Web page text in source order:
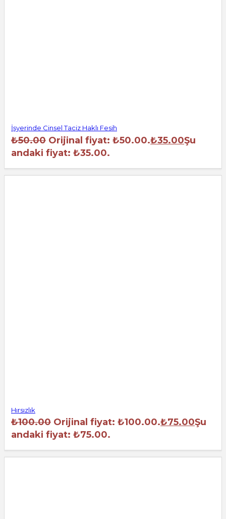
İşyerinde Cinsel Taciz Haklı Fesih
₺50.00 Orijinal fiyat: ₺50.00.₺35.00Şu
andaki fiyat: ₺35.00.
Hırsızlık
₺100.00 Orijinal fiyat: ₺100.00.₺75.00Şu
andaki fiyat: ₺75.00.